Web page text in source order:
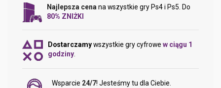
Najlepsza cenana wszystkie gry Ps4 i Ps5. Do
80% ZNIŻKI
Dostarczamywszystkie gry cyfrowe w ciągu 1
godziny.
Wsparcie 24/7! Jesteśmy tu dla Ciebie.